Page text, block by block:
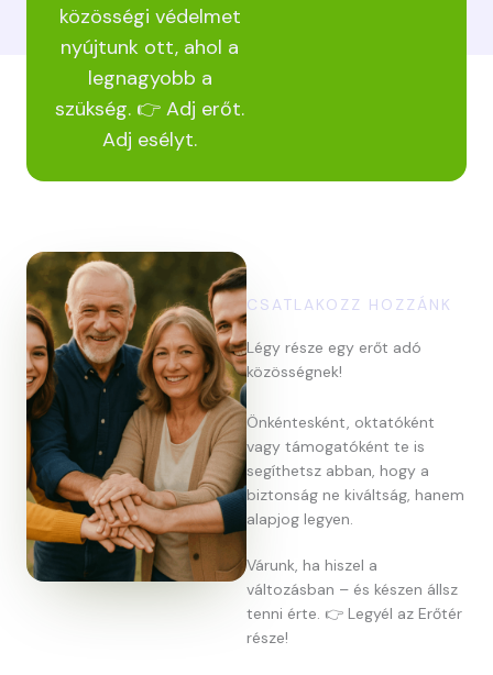
közösségi védelmet
nyújtunk ott, ahol a
legnagyobb a
szükség. 👉 Adj erőt.
Adj esélyt.
CSATLAKOZZ HOZZÁNK
Légy része egy erőt adó
közösségnek!
Önkéntesként, oktatóként
vagy támogatóként te is
segíthetsz abban, hogy a
biztonság ne kiváltság, hanem
alapjog legyen.
Várunk, ha hiszel a
változásban – és készen állsz
tenni érte. 👉 Legyél az Erőtér
része!